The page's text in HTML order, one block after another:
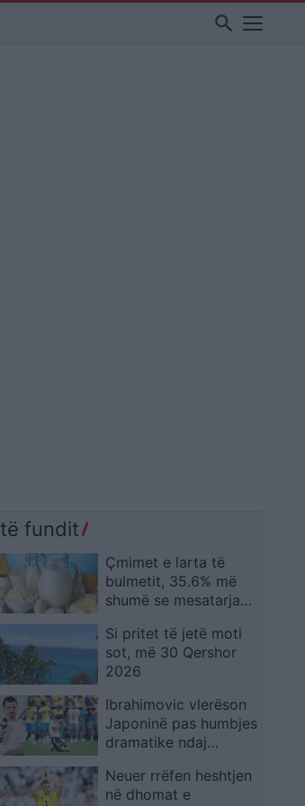
search
të fundit
Çmimet e larta të
bulmetit, 35.6% më
shumë se mesatarja
treta në Europë
Si pritet të jetë moti
sot, më 30 Qershor
2026
Ibrahimovic vlerëson
Japoninë pas humbjes
dramatike ndaj
tepër
Neuer rrëfen heshtjen
në dhomat e